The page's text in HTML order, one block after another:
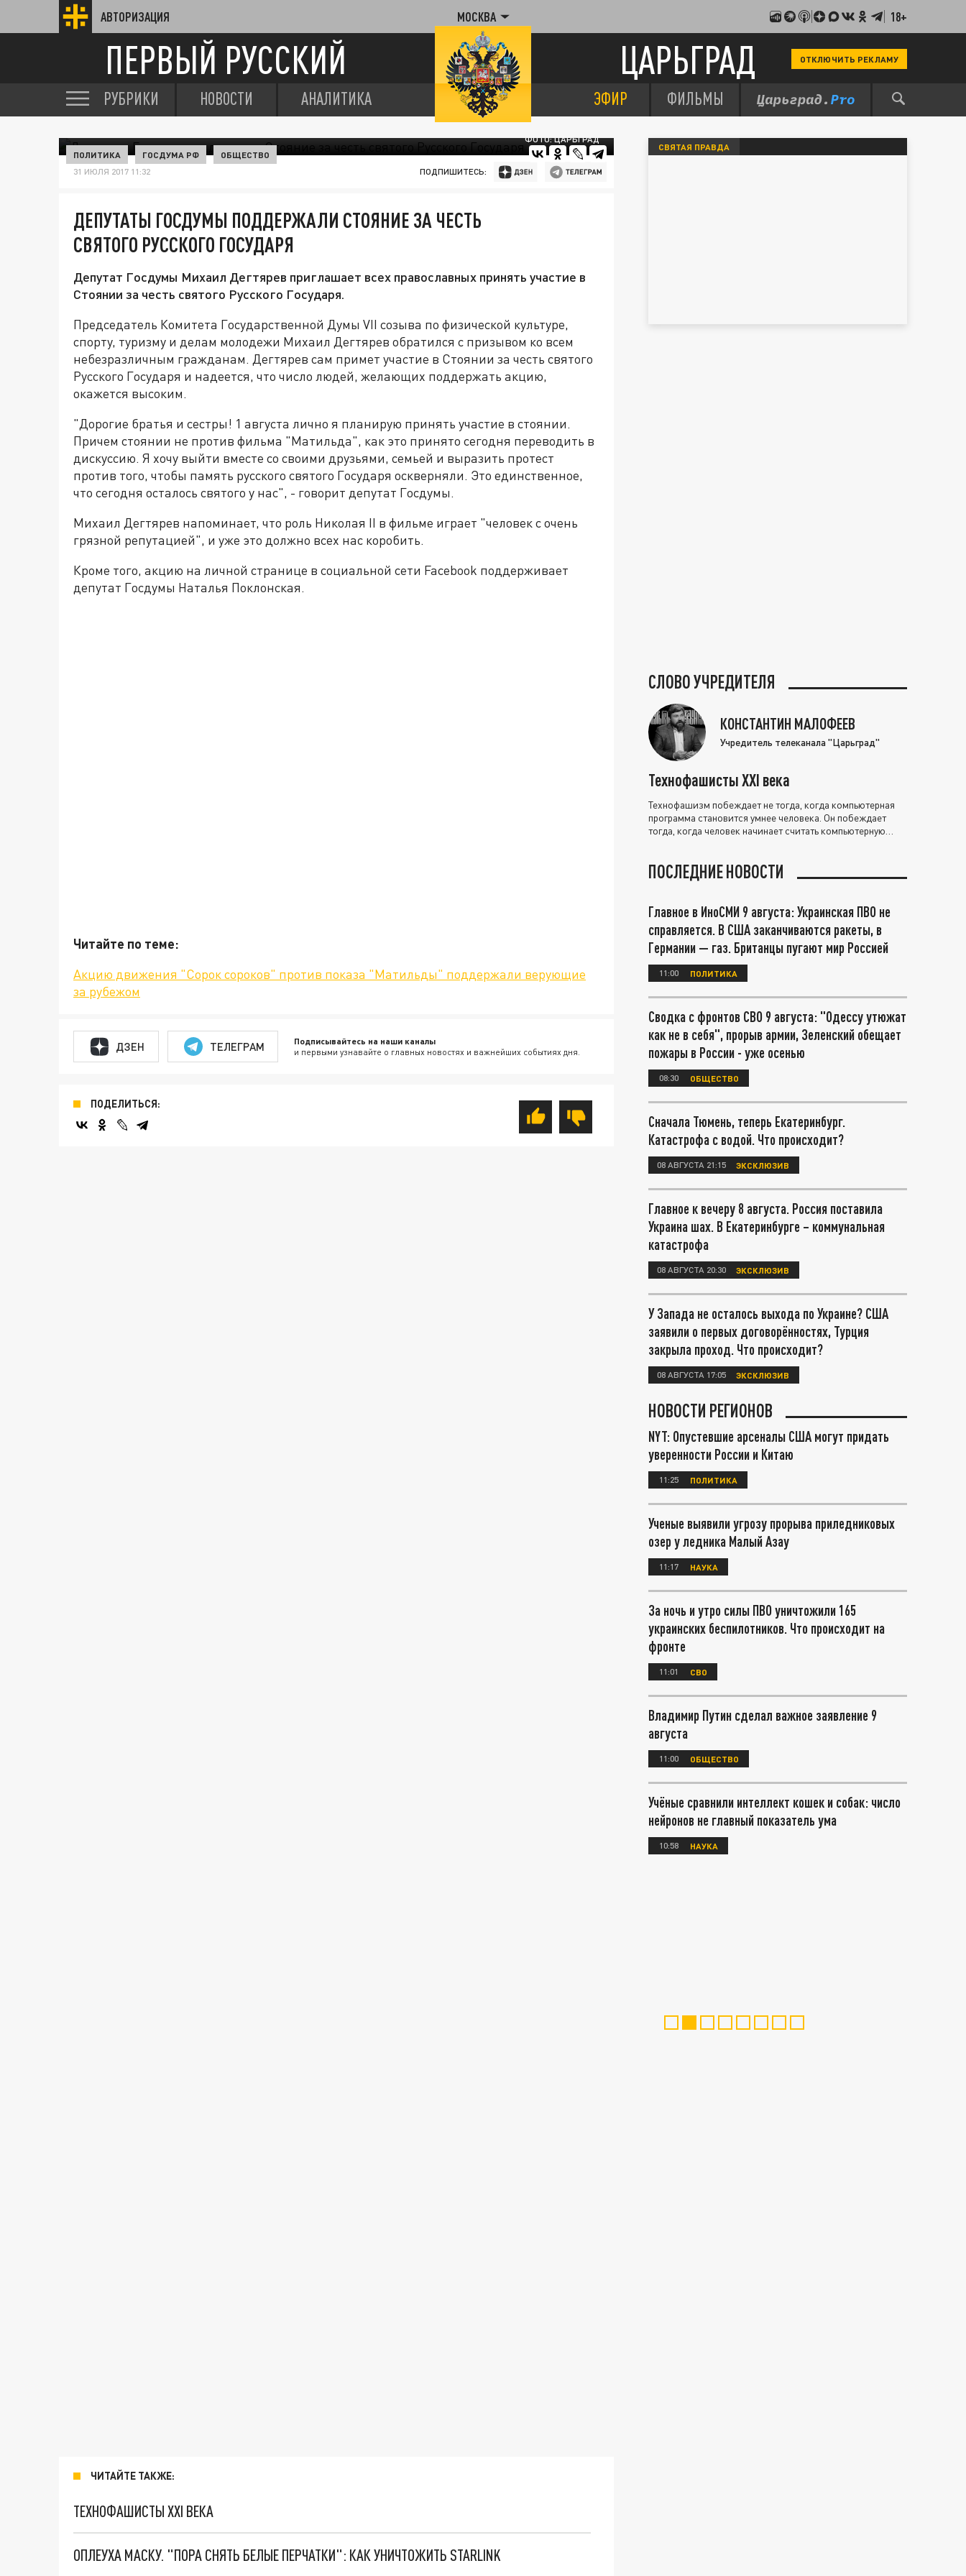
АВТОРИЗАЦИЯ МОСКВА 18+
ПЕРВЫЙ РУССКИЙ ЦАРЬГРАД ОТКЛЮЧИТЬ РЕКЛАМУ
РУБРИКИ НОВОСТИ АНАЛИТИКА ЭФИР ФИЛЬМЫ
ФОТО: ЦАРЬГРАД
ПОЛИТИКА ГОСДУМА РФ ОБЩЕСТВО
31 ИЮЛЯ 2017 11:32 ПОДПИШИТЕСЬ:
ДЕПУТАТЫ ГОСДУМЫ ПОДДЕРЖАЛИ СТОЯНИЕ ЗА ЧЕСТЬ
СВЯТОГО РУССКОГО ГОСУДАРЯ
Депутат Госдумы Михаил Дегтярев приглашает всех православных принять участие в
Стоянии за честь святого Русского Государя.
Председатель Комитета Государственной Думы VII созыва по физической культуре,
спорту, туризму и делам молодежи Михаил Дегтярев обратился с призывом ко всем
небезразличным гражданам. Дегтярев сам примет участие в Стоянии за честь святого
Русского Государя и надеется, что число людей, желающих поддержать акцию,
окажется высоким.
"Дорогие братья и сестры! 1 августа лично я планирую принять участие в стоянии.
Причем стоянии не против фильма "Матильда", как это принято сегодня переводить в
дискуссию. Я хочу выйти вместе со своими друзьями, семьей и выразить протест
против того, чтобы память русского святого Государя оскверняли. Это единственное,
что сегодня осталось святого у нас", - говорит депутат Госдумы.
Михаил Дегтярев напоминает, что роль Николая II в фильме играет "человек с очень
грязной репутацией", и уже это должно всех нас коробить.
Кроме того, акцию на личной странице в социальной сети Facebook поддерживает
депутат Госдумы Наталья Поклонская.
Читайте по теме:
Акцию движения "Сорок сороков" против показа "Матильды" поддержали верующие
за рубежом
ДЗЕН ТЕЛЕГРАМ Подписывайтесь на наши каналы
и первыми узнавайте о главных новостях и важнейших событиях дня.
ПОДЕЛИТЬСЯ:
ЧИТАЙТЕ ТАКЖЕ:
ТЕХНОФАШИСТЫ XXI ВЕКА
ОПЛЕУХА МАСКУ. "ПОРА СНЯТЬ БЕЛЫЕ ПЕРЧАТКИ": КАК УНИЧТОЖИТЬ STARLINK
СВЯТАЯ ПРАВДА
СЛОВО УЧРЕДИТЕЛЯ
КОНСТАНТИН МАЛОФЕЕВ
Учредитель телеканала "Царьград"
Технофашисты XXI века
Технофашизм побеждает не тогда, когда компьютерная
программа становится умнее человека. Он побеждает
тогда, когда человек начинает считать компьютерную
ПОСЛЕДНИЕ НОВОСТИ
Главное в ИноСМИ 9 августа: Украинская ПВО не
справляется. В США заканчиваются ракеты, в
Германии — газ. Британцы пугают мир Россией
11:00 ПОЛИТИКА
Сводка с фронтов СВО 9 августа: "Одессу утюжат
как не в себя", прорыв армии, Зеленский обещает
пожары в России - уже осенью
08:30 ОБЩЕСТВО
Сначала Тюмень, теперь Екатеринбург.
Катастрофа с водой. Что происходит?
08 АВГУСТА 21:15 ЭКСКЛЮЗИВ
Главное к вечеру 8 августа. Россия поставила
Украина шах. В Екатеринбурге – коммунальная
катастрофа
08 АВГУСТА 20:30 ЭКСКЛЮЗИВ
У Запада не осталось выхода по Украине? США
заявили о первых договорённостях, Турция
закрыла проход. Что происходит?
08 АВГУСТА 17:05 ЭКСКЛЮЗИВ
НОВОСТИ РЕГИОНОВ
NYT: Опустевшие арсеналы США могут придать
уверенности России и Китаю
11:25 ПОЛИТИКА
Ученые выявили угрозу прорыва приледниковых
озер у ледника Малый Азау
11:17 НАУКА
За ночь и утро силы ПВО уничтожили 165
украинских беспилотников. Что происходит на
фронте
11:01 СВО
Владимир Путин сделал важное заявление 9
августа
11:00 ОБЩЕСТВО
Учёные сравнили интеллект кошек и собак: число
нейронов не главный показатель ума
10:58 НАУКА